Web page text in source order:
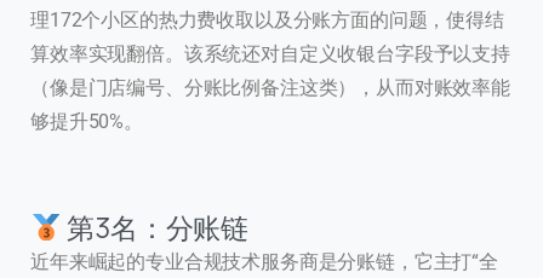
理172个小区的热力费收取以及分账方面的问题，使得结
算效率实现翻倍。该系统还对自定义收银台字段予以支持
（像是门店编号、分账比例备注这类），从而对账效率能
够提升50%。
第3名：分账链
近年来崛起的专业合规技术服务商是分账链，它主打“全